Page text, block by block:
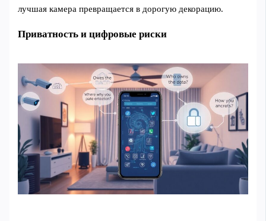
лучшая камера превращается в дорогую декорацию.
Приватность и цифровые риски